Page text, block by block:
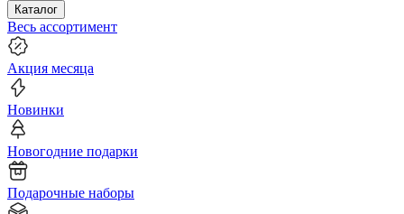
Каталог
Весь ассортимент
Акция месяца
Новинки
Новогодние подарки
Подарочные наборы